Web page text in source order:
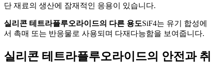
단 재료의 생산에 잠재적인 응용이 있습니다.
실리콘 테트라플루오라이드의 다른 용도SiF4는 유기 합성에
서 촉매 또는 반응물로 사용되며 다재다능함을 보여줍니다.
실리콘 테트라플루오라이드의 안전과 취